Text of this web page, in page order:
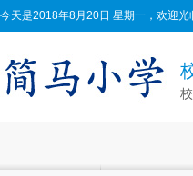
今天是2018年8月20日 星期一，欢迎光